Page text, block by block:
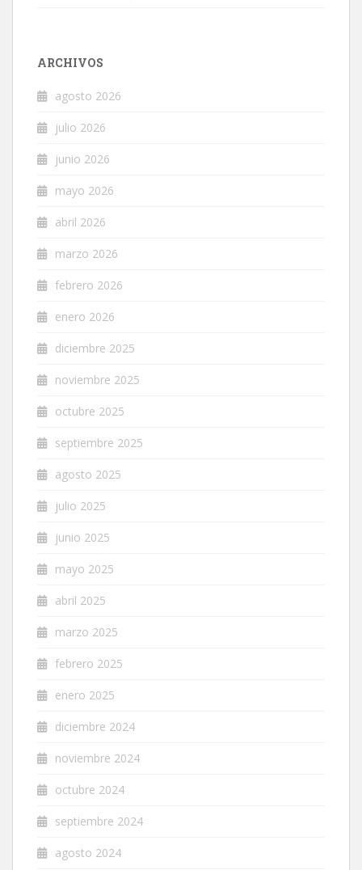
ARCHIVOS
agosto 2026
julio 2026
junio 2026
mayo 2026
abril 2026
marzo 2026
febrero 2026
enero 2026
diciembre 2025
noviembre 2025
octubre 2025
septiembre 2025
agosto 2025
julio 2025
junio 2025
mayo 2025
abril 2025
marzo 2025
febrero 2025
enero 2025
diciembre 2024
noviembre 2024
octubre 2024
septiembre 2024
agosto 2024